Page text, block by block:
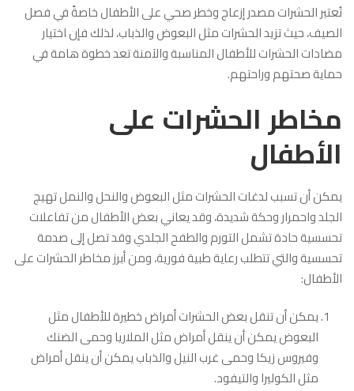
تُعتبر الحشرات مصدر إزعاج وخطر صحي على الأطفال خاصةً في فصل
الصيف، حيث تزيد الحشرات مثل البعوض والذباب، لذلك فإن اختيار
مضادات الحشرات للأطفال المناسبة والآمنة تعد خطوة هامة في
حماية صحتهم وراحتهم.
مخاطر الحشرات على
الأطفال
يمكن أن تسبب لدغات الحشرات مثل البعوض والنحل والنمل تهيج
الجلد واحمرار وحكة شديدة، وقد يعاني بعض الأطفال من تفاعلات
تحسسية حادة تشمل التورم والطفح الجلدي وقد تصل إلى صدمة
تحسسية والتي تتطلب رعاية طبية فورية، ومن أبرز مخاطر الحشرات على
الأطفال:
يمكن أن تنقل بعض الحشرات أمراض خطيرة للأطفال مثل
البعوض يمكن أن ينقل أمراض مثل الملاريا وحمى الضنك
وفيروس زيكا وحمى غرب النيل والذباب يمكن أن ينقل أمراض
مثل الكوليرا والتيفود.